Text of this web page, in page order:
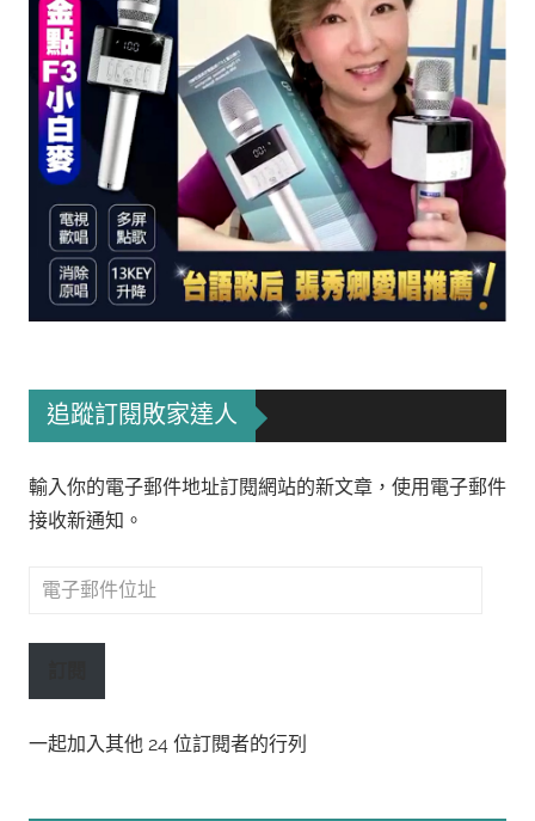
追蹤訂閱敗家達人
輸入你的電子郵件地址訂閱網站的新文章，使用電子郵件
接收新通知。
電
郵
址
一起加入其他 24 位訂閱者的行列